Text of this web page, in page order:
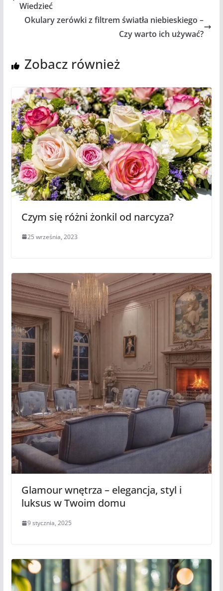
Wiedzieć
Okulary zerówki z filtrem światła niebieskiego –
Czy warto ich używać?
Zobacz również
Czym się różni żonkil od narcyza?
25 września, 2023
Glamour wnętrza – elegancja, styl i
luksus w Twoim domu
9 stycznia, 2025